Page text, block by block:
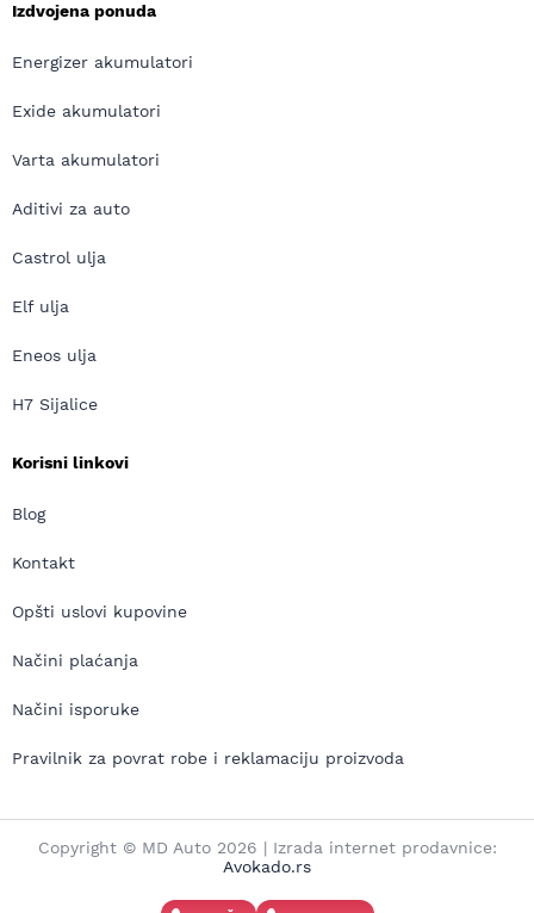
Izdvojena ponuda
Energizer akumulatori
Exide akumulatori
Varta akumulatori
Aditivi za auto
Castrol ulja
Elf ulja
Eneos ulja
H7 Sijalice
Korisni linkovi
Blog
Kontakt
Opšti uslovi kupovine
Načini plaćanja
Načini isporuke
Pravilnik za povrat robe i reklamaciju proizvoda
Copyright © MD Auto 2026 | Izrada internet prodavnice:
Avokado.rs